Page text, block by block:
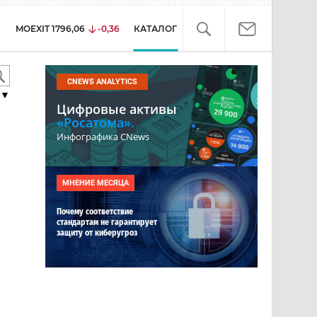
MOEXIT 1796,06 -0,36 КАТАЛОГ
CNEWS ANALYTICS
Цифровые активы
«Росатома».
Инфографика CNews
МНЕНИЕ МЕСЯЦА
Почему соответствие
стандартам не гарантирует
защиту от киберугроз